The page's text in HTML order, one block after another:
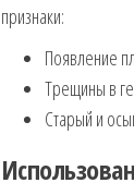
признаки:
Появление
Трещины в
Старый и